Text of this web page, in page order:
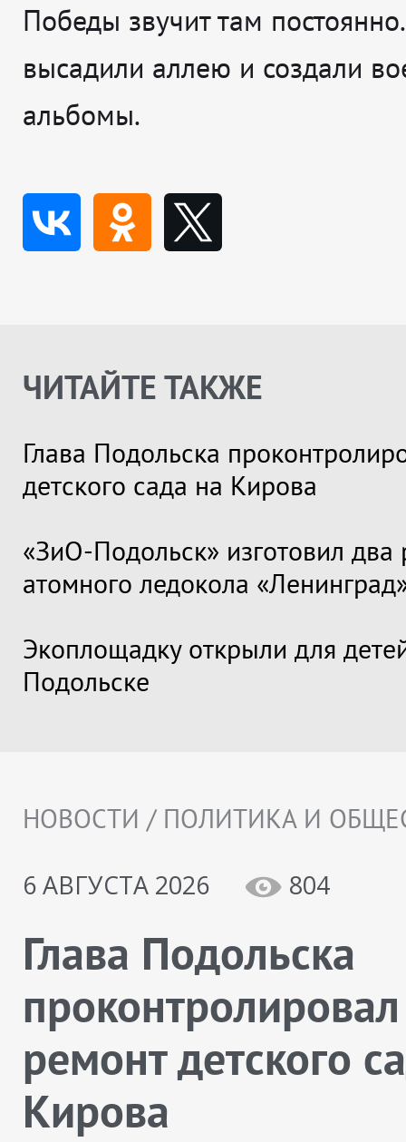
Победы звучит там
высадили аллею и создали
альбомы.
ЧИТАЙТЕ ТАКЖЕ
Глава Подольска
детского сада на Кирова
«ЗиО-Подольск» изготовил два
атомного ледокола
Экоплощадку открыли для
Подольске
НОВОСТИ / ПОЛИТИКА И
6 АВГУСТА 2026
804
Глава Подольска
проконтролировал
ремонт детского
Кирова